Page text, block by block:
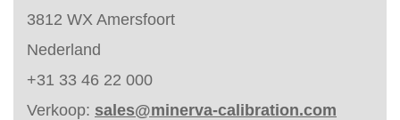
3812 WX Amersfoort
Nederland
+31 33 46 22 000
Verkoop: sales@minerva-calibration.com